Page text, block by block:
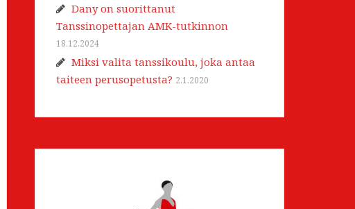
Dany on suorittanut
Tanssinopettajan AMK-tutkinnon
18.12.2024
Miksi valita tanssikoulu, joka antaa
taiteen perusopetusta? 2.1.2020